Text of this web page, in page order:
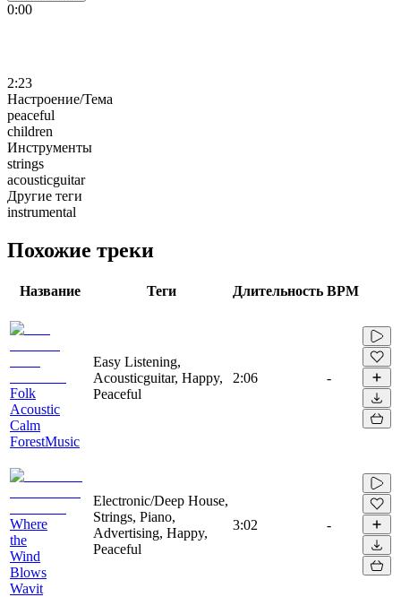
0:00
2:23
Настроение/Тема
peaceful
children
Инструменты
strings
acousticguitar
Другие теги
instrumental
Похожие треки
Название Теги Длительность BPM
Folk
Acoustic
Calm
ForestMusic
Easy Listening,
Acousticguitar, Happy,
Peaceful
2:06 -
Where
the
Wind
Blows
Wavit
Electronic/Deep House,
Strings, Piano,
Advertising, Happy,
Peaceful
3:02 -